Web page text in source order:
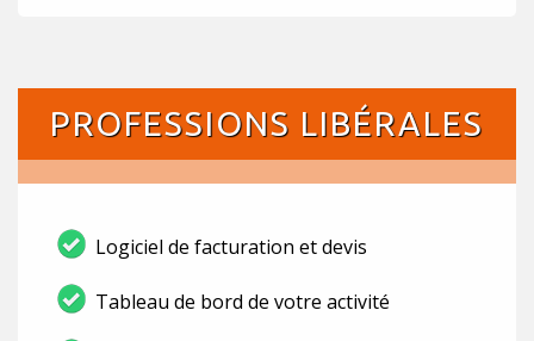
PROFESSIONS LIBÉRALES
Logiciel de facturation et devis
Tableau de bord de votre activité